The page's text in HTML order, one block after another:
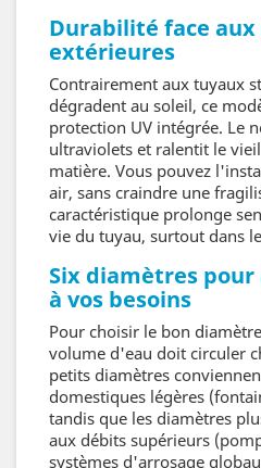
Durabilité face
extérieures
Contrairement aux tuyaux
dégradent au soleil, ce
protection UV intégrée. Le
ultraviolets et ralentit le
matière. Vous pouvez
air, sans craindre une
caractéristique prolonge
vie du tuyau, surtout dans
Six diamètres
à vos besoins
Pour choisir le bon
volume d'eau doit circuler
petits diamètres
domestiques légères
tandis que les diamètres
aux débits supérieurs
systèmes d'arrosage